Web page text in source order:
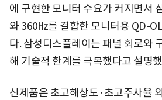
에 구현한 모니터 수요가 커지면서
와 360㎐를 결합한 모니터용 QD-
다. 삼성디스플레이는 패널 회로와
해 기술적 한계를 극복했다고 설명
신제품은 초고해상도·초고주사율